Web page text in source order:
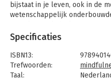
bijstaat in je leven, ook in de
wetenschappelijk
piekeren en depressie te
zelfvertrouwen, een heldere
Het boek combineert op een
sleutelelementen uit de
en Mind/Body Medicine. Zo
Specificaties
ISBN13:
Trefwoorden:
Taal: